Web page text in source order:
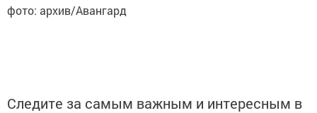
фото: архив/Авангард
Следите за самым важным и интересным в